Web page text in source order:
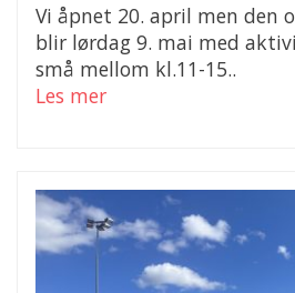
Vi åpnet 20. april men den
blir lørdag 9. mai med
små mellom kl.11-15..
Les mer